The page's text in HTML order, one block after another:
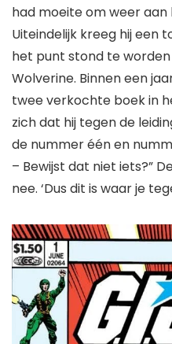
had moeite om weer
Uiteindelijk kreeg hij een
het punt stond te
Wolverine. Binnen een
twee verkochte boek in
zich dat hij tegen de
de nummer één en
– Bewijst dat niet iets?”
nee. ‘Dus dit is waar je